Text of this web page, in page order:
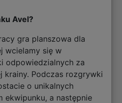
Avel?
gra planszowa dla
wcielamy się w
odpowiedzialnych za
krainy. Podczas rozgrywki
o unikalnych
ekwipunku, a następnie